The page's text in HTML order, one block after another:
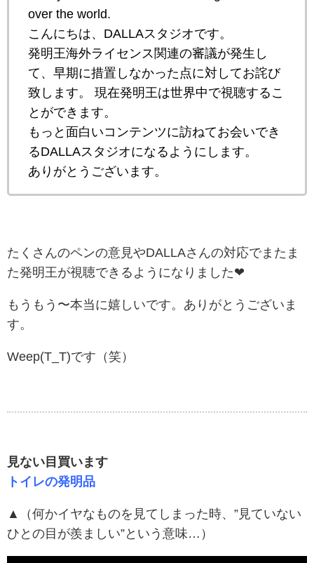
over the world.
こんにちは、DALLAスタジオです。
発明王海外ライセンス関連の審議が発生し
て、早期に措置しなかった点に対してお詫び
致します。 現在発明王は世界中で視聴するこ
とができます。
もっと面白いコンテンツに訪ねてお会いでき
るDALLAスタジオになるようにします。
ありがとうございます。
たくさんのペンの意見やDALLAさんの対応でまたま
た発明王が視聴できるようになりました❤
もうもう〜本当に嬉しいです。ありがとうございま
す。
Weep(T_T)です（笑）
見ない目買います
トイレの発明品
▲（何かイヤなものを見てしまった時、”見ていない
ひとの目が羨ましい”という意味…）